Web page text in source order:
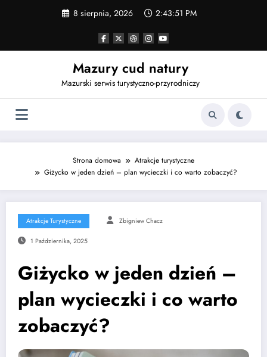
8 sierpnia, 2026 2:43:51 PM
Mazury cud natury
Mazurski serwis turystyczno-przyrodniczy
Strona domowa
Atrakcje turystyczne
Giżycko w jeden dzień – plan wycieczki i co warto zobaczyć?
Atrakcje Turystyczne Zbigniew Chacz
1 Października, 2025
Giżycko w jeden dzień –
plan wycieczki i co warto
zobaczyć?